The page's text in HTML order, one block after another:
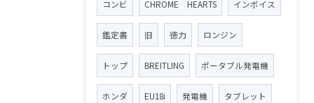
コンビ CHROME HEARTS インボイス
鑑定書 旧 徳力 ロンジン
トップ BREITLING ポータブル発電機
ホンダ EU18i 発電機 タブレット